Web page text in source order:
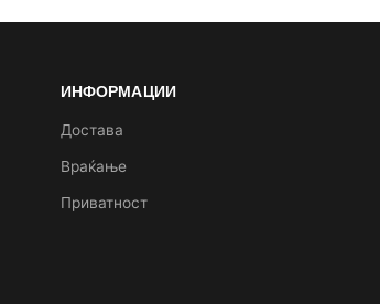
ИНФОРМАЦИИ
Достава
Враќање
Приватност